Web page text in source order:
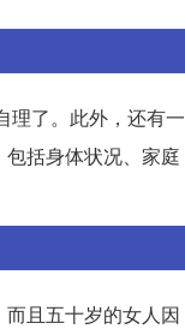
理了。此外，还有一
括身体状况、家庭
且五十岁的女人因